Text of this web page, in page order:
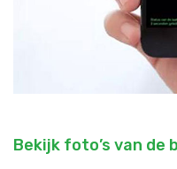
Bekijk foto’s van de